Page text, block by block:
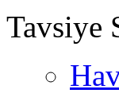
Tavsiye